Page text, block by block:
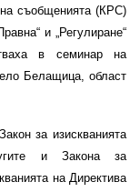
на съобщенията (КРС)
и „Регулиране“
в семинар на
Белащица, област
за изискванията
и Закона за
на Директива